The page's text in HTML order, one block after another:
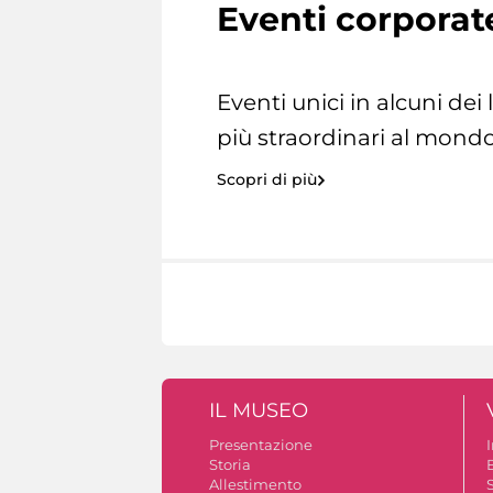
Eventi
Eventi unici in alcuni dei
più straordinari al
Scopri di più
IL MUSEO
Presentazione
Storia
Allestimento